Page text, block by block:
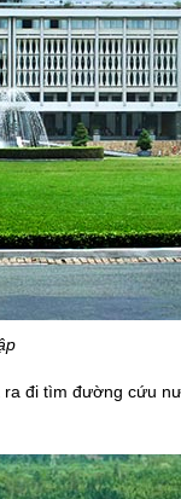
đi tìm đường cứu